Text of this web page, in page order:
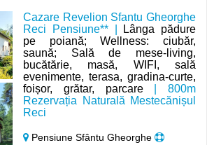
Cazare Revelion Sfantu Gheorghe
Reci Pensiune** |
Lânga pădure
pe poiană; Wellness: ciubăr,
saună; Sală de mese-living,
bucătărie, masă, WIFI, sală
evenimente, terasa, gradina-curte,
foișor, grătar, parcare| 800m
Rezervația Naturală Mestecănișul
Reci
Pensiune Sfântu Gheorghe